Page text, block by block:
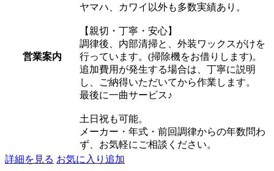
営業案内
ヤマハ、カワイ以外も多数実績あり。
【親切・丁寧・安心】
調律後、内部清掃と、外装ワックスがけを
行っています。(掃除機をお借りします)。
追加費用が発生する場合は、丁寧に説明
し、ご納得いただいてから作業します。
最後に一曲サービス♪
土日祝も可能。
メーカー・年式・前回調律からの年数問わ
ず、お気軽にご相談ください。
詳細を見る お気に入り追加